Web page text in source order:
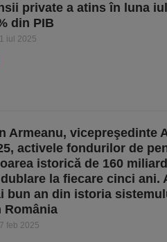
private a atins în luna
din PIB
iul 2025
Armeanu, vicepreşedinte
activele fondurilor de
istorică de 160
la fiecare cinci ani.
bun an din istoria
România
feb 2025